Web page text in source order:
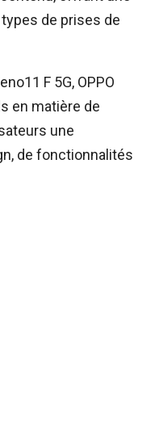
de prises de
F 5G, OPPO
en matière de
une
de fonctionnalités